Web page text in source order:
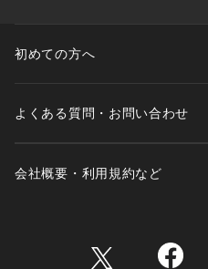
初めての方へ
よくある質問・お問い合わせ
会社概要・利用規約など